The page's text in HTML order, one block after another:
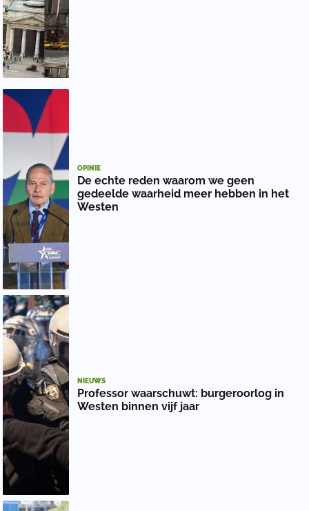
OPINIE
De echte reden waarom we geen
gedeelde waarheid meer hebben in het
Westen
NIEUWS
Professor waarschuwt: burgeroorlog in
Westen binnen vijf jaar